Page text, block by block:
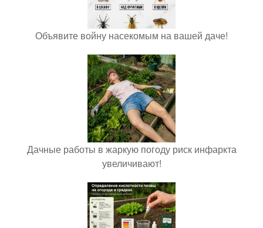
Объявите войну насекомым на вашей даче!
Дачные работы в жаркую погоду риск инфаркта
увеличивают!